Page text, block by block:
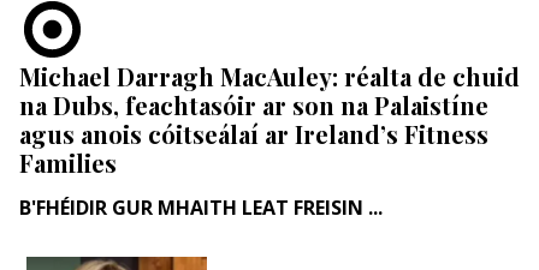
Michael Darragh MacAuley: réalta de chuid
na Dubs, feachtasóir ar son na Palaistíne
agus anois cóitseálaí ar Ireland’s Fitness
Families
B'FHÉIDIR GUR MHAITH LEAT FREISIN ...